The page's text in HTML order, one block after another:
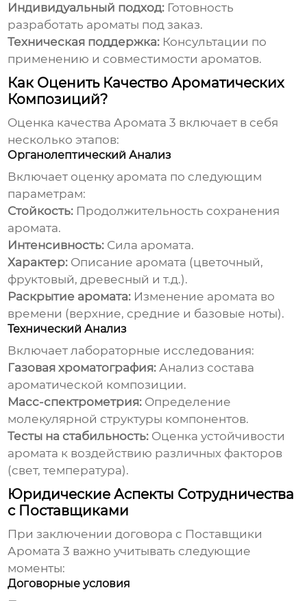
Индивидуальный подход: Готовность
разработать ароматы под заказ.
Техническая поддержка: Консультации по
применению и совместимости ароматов.
Как Оценить Качество Ароматических
Композиций?
Оценка качестваАромата 3 включает в себя
несколько этапов:
Органолептический Анализ
Включает оценку аромата по следующим
параметрам:
Стойкость: Продолжительность сохранения
аромата.
Интенсивность: Сила аромата.
Характер: Описание аромата (цветочный,
фруктовый, древесный и т.д.).
Раскрытие аромата: Изменение аромата во
времени (верхние, средние и базовые ноты).
Технический Анализ
Включает лабораторные исследования:
Газовая хроматография: Анализ состава
ароматической композиции.
Масс-спектрометрия: Определение
молекулярной структуры компонентов.
Тесты на стабильность: Оценка устойчивости
аромата к воздействию различных факторов
(свет, температура).
Юридические Аспекты Сотрудничества
с Поставщиками
При заключении договора с Поставщики
Аромата 3 важно учитывать следующие
моменты:
Договорные условия